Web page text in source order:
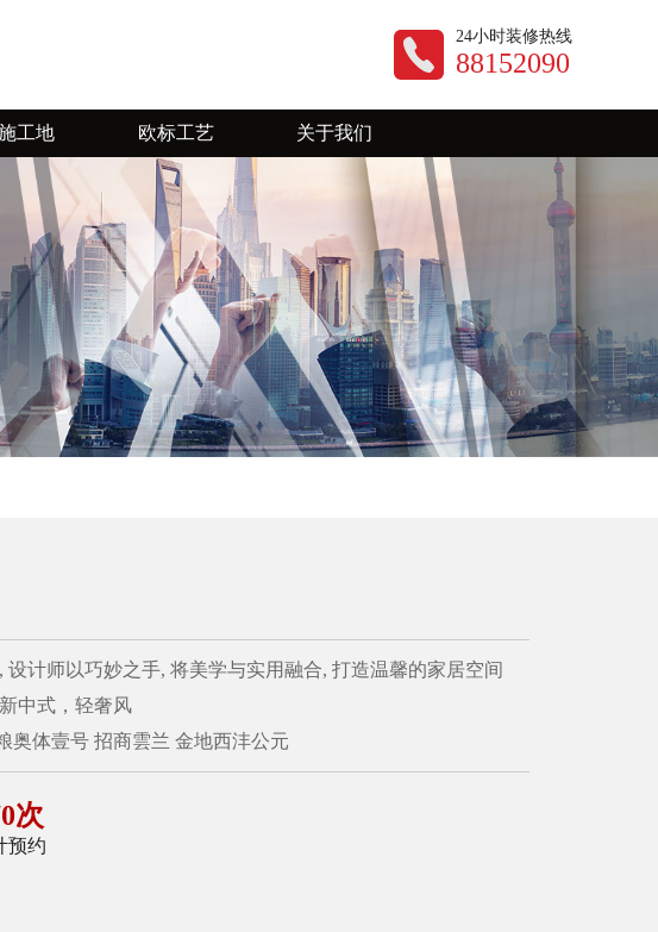
24小时装修热线
88152090
工地
楼盘
工地
欧标工艺 关于我们
公司动态
装修资讯
设计师以巧妙之手, 将美学与实用融合, 打造温馨的家居空间
中式，轻奢风
奥体壹号 招商雲兰 金地西沣公元
次
预约